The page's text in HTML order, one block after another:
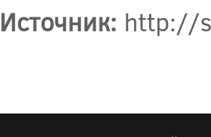
Источник: http://